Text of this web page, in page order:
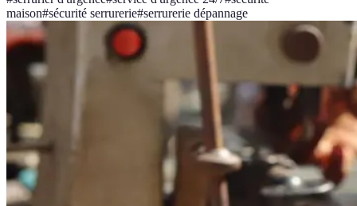
maison#sécurité serrurerie#serrurerie dépannage